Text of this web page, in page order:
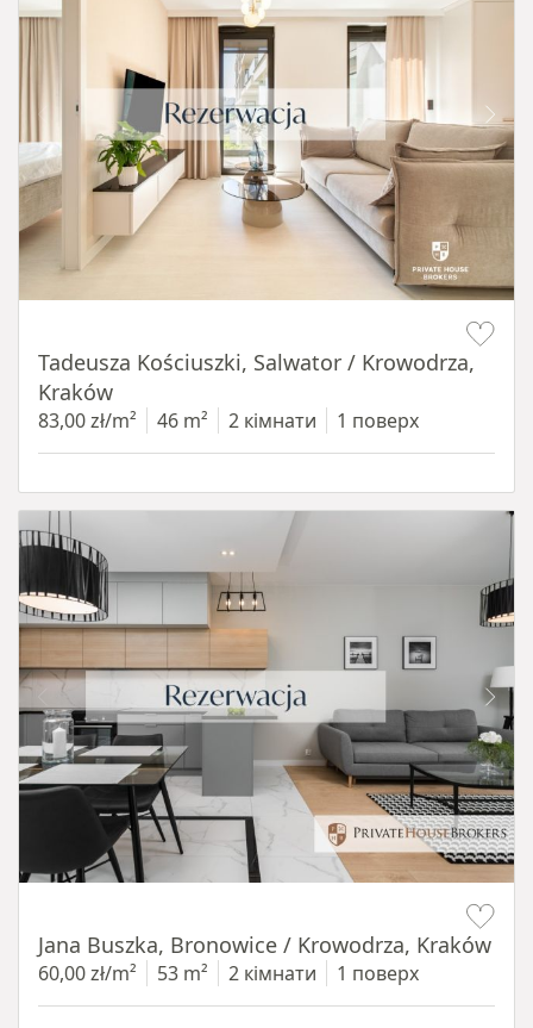
Tadeusza Kościuszki, Salwator / Krowodrza,
Kraków
83,00 zł/m² 46 m² 2 кімнати 1 поверх
Jana Buszka, Bronowice / Krowodrza, Kraków
60,00 zł/m² 53 m² 2 кімнати 1 поверх